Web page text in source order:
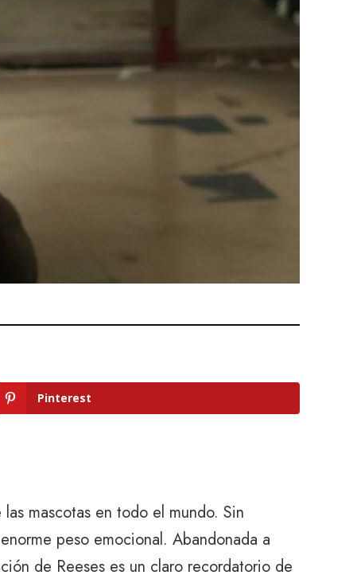
Pinterest
mascotas en todo el mundo. Sin
peso emocional. Abandonada a
de Reeses es un claro recordatorio de